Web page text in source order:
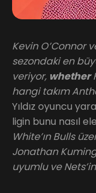
Kevin O’Connor
sezondaki en
veriyor, whether
hangi takım
Yıldız oyuncu
ligin bunu nasıl
White’ın Bulls
Jonathan
uyumlu ve